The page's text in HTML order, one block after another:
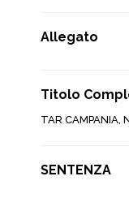
Allegato
Titolo
TAR
SENTENZA